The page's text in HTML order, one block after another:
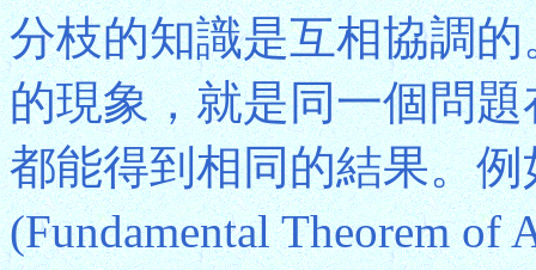
分枝的知識是互相協調
的現象，就是同一個問
都能得到相同的結果。
(Fundamental Theorem